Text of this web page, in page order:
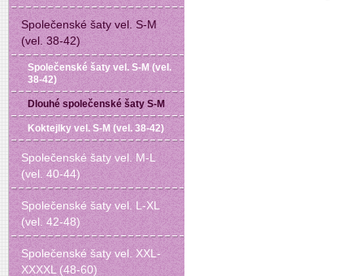
Společenské šaty vel. S-M
(vel. 38-42)
Společenské šaty vel. S-M (vel.
38-42)
Dlouhé společenské šaty S-M
Koktejlky vel. S-M (vel. 38-42)
Společenské šaty vel. M-L
(vel. 40-44)
Společenské šaty vel. L-XL
(vel. 42-48)
Společenské šaty vel. XXL-
XXXXL (48-60)